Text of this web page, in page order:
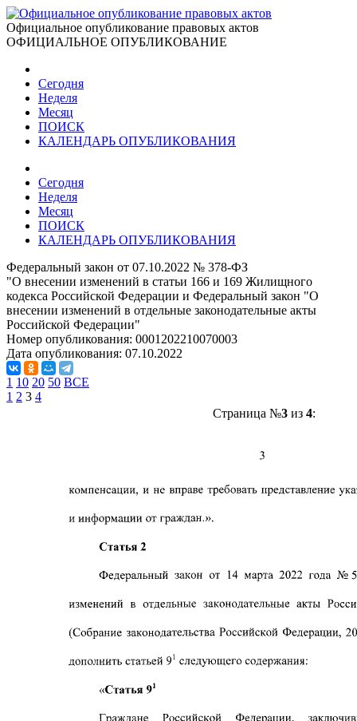
Официальное опубликование правовых актов
ОФИЦИАЛЬНОЕ ОПУБЛИКОВАНИЕ
Сегодня
Неделя
Месяц
ПОИСК
КАЛЕНДАРЬ ОПУБЛИКОВАНИЯ
Сегодня
Неделя
Месяц
ПОИСК
КАЛЕНДАРЬ ОПУБЛИКОВАНИЯ
Федеральный закон от 07.10.2022 № 378-ФЗ
"О внесении изменений в статьи 166 и 169 Жилищного
кодекса Российской Федерации и Федеральный закон "О
внесении изменений в отдельные законодательные акты
Российской Федерации"
Номер опубликования: 0001202210070003
Дата опубликования: 07.10.2022
1 10 20 50 ВСЕ
1 2 3 4
Страница №3из 4: